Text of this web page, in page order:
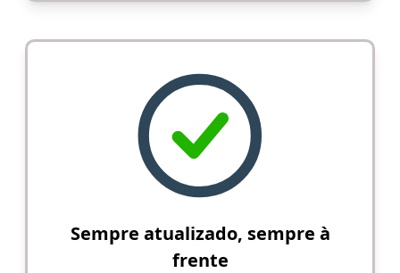
Sempre atualizado, sempre à
frente